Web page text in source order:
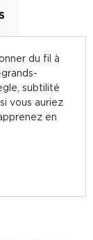
du fil à
subtilité
vous auriez
en